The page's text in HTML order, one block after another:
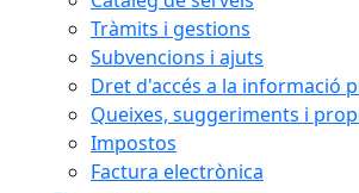
Tràmits i gestions
Subvencions i ajuts
Dret d'accés a la informació
Queixes, suggeriments i
Impostos
Factura electrònica